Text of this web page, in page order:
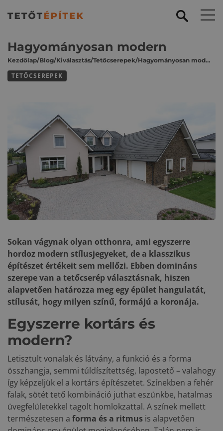
Hagyományosan modern
Kezdőlap/Blog/Kiválasztás/Tetőcserepek/ Hagyományosan modern
TETŐCSEREPEK
Sokan vágynak olyan otthonra, ami egyszerre
hordoz modern stílusjegyeket, de a klasszikus
építészet értékeit sem mellőzi. Ebben domináns
szerepe van a tetőcserép választásnak, hiszen
alapvetően határozza meg egy épület hangulatát,
stílusát, hogy milyen színű, formájú a koronája.
Egyszerre kortárs és
modern?
Letisztult vonalak és látvány, a funkció és a forma
összhangja, semmi túldíszítettség, lapostető – valahogy
így képzeljük el a kortárs építészetet. Színekben a fehér
falak, sötét tető kombináció juthat eszünkbe, hatalmas
üvegfelületekkel tagolt homlokzattal. A színek mellett
természetesen a forma és a ritmus is alapvetően